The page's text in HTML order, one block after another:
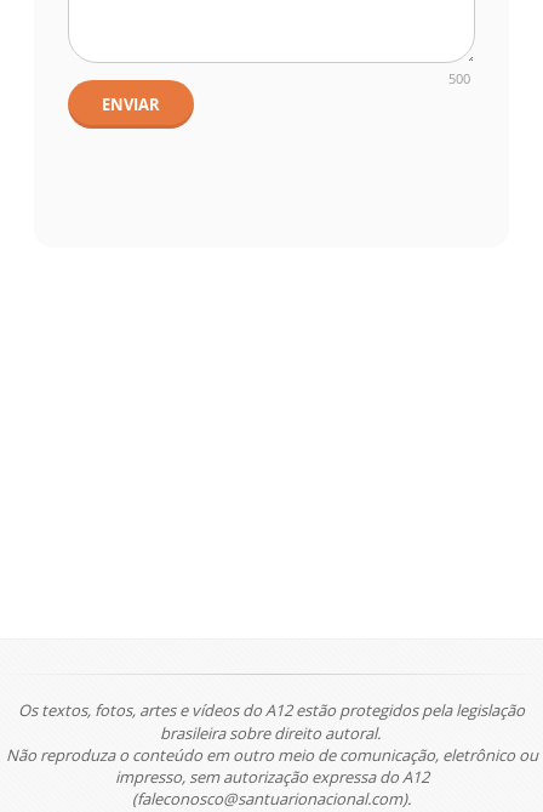
500
ENVIAR
Os textos, fotos, artes e vídeos do A12 estão protegidos pela legislação
brasileira sobre direito autoral.
Não reproduza o conteúdo em outro meio de comunicação, eletrônico ou
impresso, sem autorização expressa do A12
(faleconosco@santuarionacional.com).